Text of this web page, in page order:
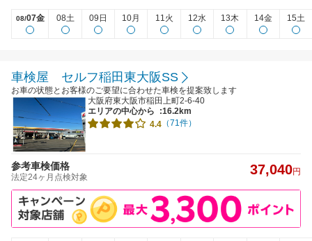
08/07金 08土 09日 10月 11火 12水 13木 14金 15土
車検屋 セルフ稲田東大阪SS
お車の状態とお客様のご要望に合わせた車検を提案致します
大阪府東大阪市稲田上町2-6-40
エリアの中心から
:16.2km
4.4 （71件）
参考車検価格
法定24ヶ月点検対象 37,040円